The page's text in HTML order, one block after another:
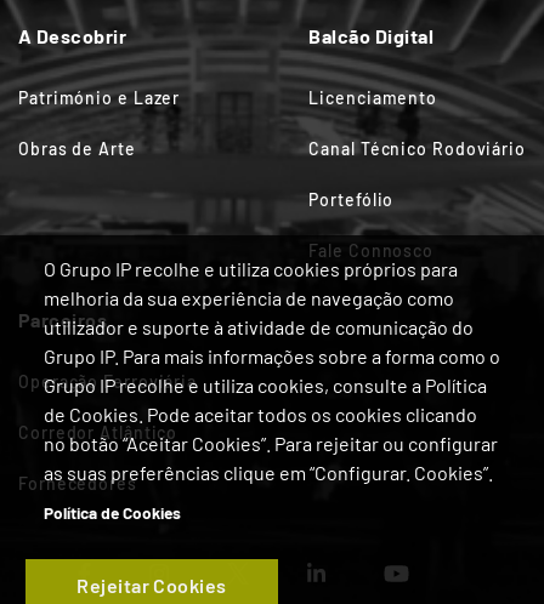
O Grupo IP recolhe e utiliza cookies próprios para
melhoria da sua experiência de navegação como
utilizador e suporte à atividade de comunicação do
Grupo IP. Para mais informações sobre a forma como o
Grupo IP recolhe e utiliza cookies, consulte a Política
de Cookies. Pode aceitar todos os cookies clicando
no botão “Aceitar Cookies”. Para rejeitar ou configurar
as suas preferências clique em “Configurar. Cookies”.
Política de Cookies
Rejeitar Cookies
A Descobrir
Património e Lazer
Obras de Arte
Balcão Digital
Licenciamento
Canal Técnico Rodoviário
Portefólio
Fale Connosco
Parceiros
Operação Ferroviária
Corredor Atlântico
Fornecedores